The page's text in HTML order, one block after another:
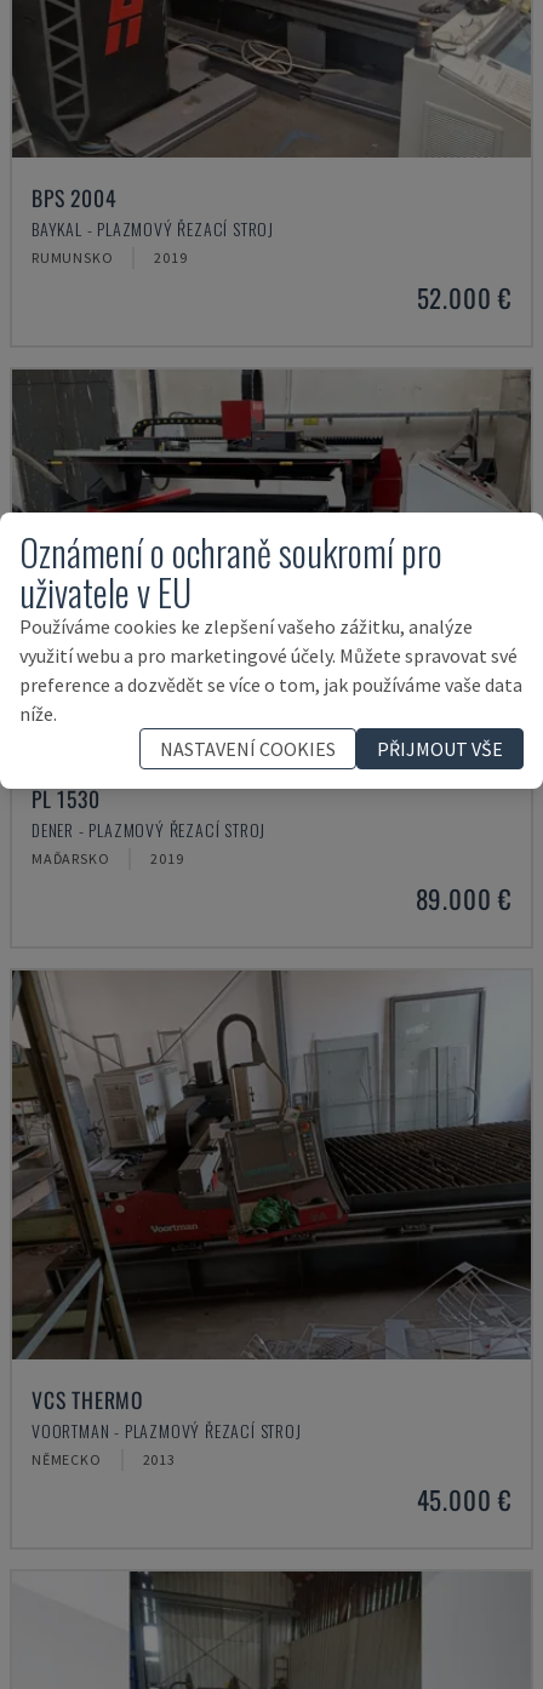
BPS 2004
BAYKAL - PLAZMOVÝ ŘEZACÍ STROJ
RUMUNSKO 2019
52.000 €
PL 1530
DENER - PLAZMOVÝ ŘEZACÍ STROJ
MAĎARSKO 2019
89.000 €
VCS THERMO
VOORTMAN - PLAZMOVÝ ŘEZACÍ STROJ
NĚMECKO 2013
45.000 €
Oznámení o ochraně soukromí pro
uživatele v EU
Používáme cookies ke zlepšení vašeho zážitku, analýze
využití webu a pro marketingové účely. Můžete spravovat své
preference a dozvědět se více o tom, jak používáme vaše data
níže.
NASTAVENÍ COOKIES
PŘIJMOUT VŠE